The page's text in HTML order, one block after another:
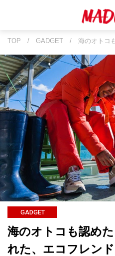
TOP / GADGET / 海のオトコ
GADGET
海のオトコも認め
れた、エコフレン